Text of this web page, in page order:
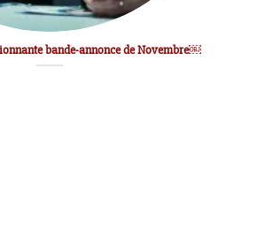
bande-annonce de Novembre￼